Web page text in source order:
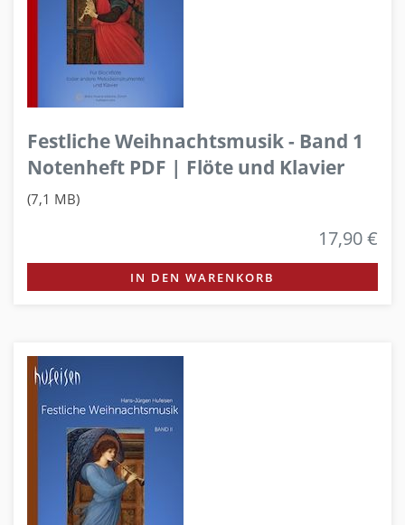
Festliche Weihnachtsmusik - Band 1
Notenheft PDF | Flöte und Klavier
(7,1 MB)
17,90 €
IN DEN WARENKORB